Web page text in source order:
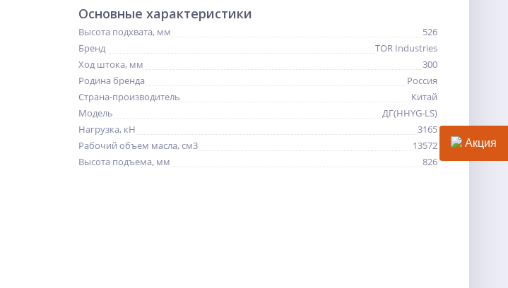
Основные характеристики
Высота подхвата, мм
526
Бренд
TOR Industries
Ход штока, мм
300
Родина бренда
Россия
Страна-производитель
Китай
Модель
ДГ(HHYG-LS)
Нагрузка, кН
3165
Рабочий объем масла, см3
13572
Высота подъема, мм
826
Акция